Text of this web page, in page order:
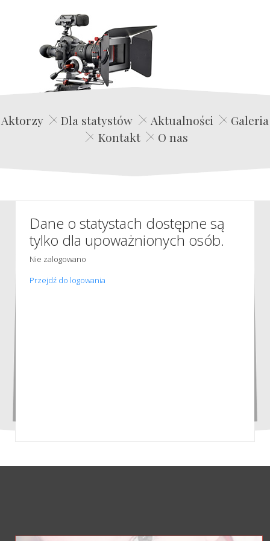
Edwin Film Agencja Aktorska
Aktorzy Dla statystów Aktualności
Galeria
Kontakt
O nas
Dane o statystach dostępne są
tylko dla upoważnionych osób.
Nie zalogowano
Przejdź do logowania